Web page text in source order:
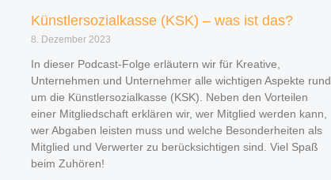
Künstlersozialkasse (KSK) – was ist das?
8. Dezember 2023
In dieser Podcast-Folge erläutern wir für Kreative,
Unternehmen und Unternehmer alle wichtigen Aspekte rund
um die Künstlersozialkasse (KSK). Neben den Vorteilen
einer Mitgliedschaft erklären wir, wer Mitglied werden kann,
wer Abgaben leisten muss und welche Besonderheiten als
Mitglied und Verwerter zu berücksichtigen sind. Viel Spaß
beim Zuhören!